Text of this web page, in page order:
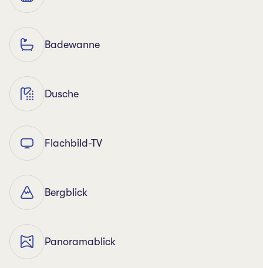
Badewanne
Dusche
Flachbild-TV
Bergblick
Panoramablick